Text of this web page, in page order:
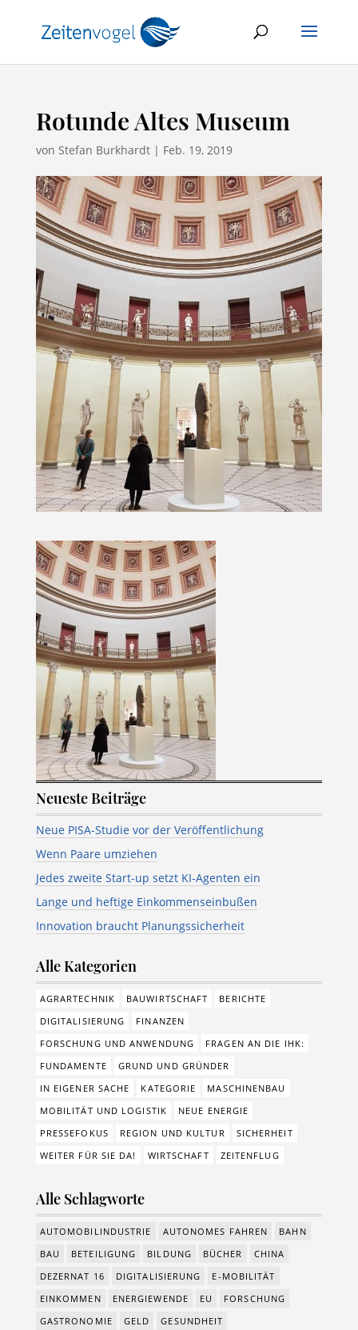
Rotunde Altes Museum
von Stefan Burkhardt| Feb. 19, 2019
Neueste Beiträge
Neue PISA-Studie vor der Veröffentlichung
Wenn Paare umziehen
Jedes zweite Start-up setzt KI-Agenten ein
Lange und heftige Einkommenseinbußen
Innovation braucht Planungssicherheit
Alle Kategorien
AGRARTECHNIK BAUWIRTSCHAFT
BERICHTE
DIGITALISIERUNG
FINANZEN
FORSCHUNG UND ANWENDUNG
FRAGEN AN DIE IHK:
FUNDAMENTE
GRUND UND GRÜNDER
IN EIGENER SACHE
KATEGORIE
MASCHINENBAU
MOBILITÄT UND LOGISTIK
NEUE ENERGIE
PRESSEFOKUS
REGION UND KULTUR
SICHERHEIT
WEITER FÜR SIE DA!
WIRTSCHAFT ZEITENFLUG
Alle Schlagworte
AUTOMOBILINDUSTRIE AUTONOMES FAHREN
BAHN
BAU
BETEILIGUNG BILDUNG BÜCHER
CHINA
DEZERNAT 16
DIGITALISIERUNG
E-MOBILITÄT
EINKOMMEN
ENERGIEWENDE EU
FORSCHUNG
GASTRONOMIE
GELD
GESUNDHEIT